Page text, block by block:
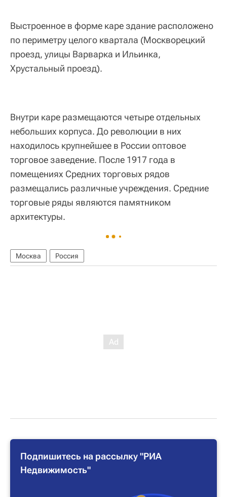
Выстроенное в форме каре здание расположено
по периметру целого квартала (Москворецкий
проезд, улицы Варварка и Ильинка,
Хрустальный проезд).
Внутри каре размещаются четыре отдельных
небольших корпуса. До революции в них
находилось крупнейшее в России оптовое
торговое заведение. После 1917 года в
помещениях Средних торговых рядов
размещались различные учреждения. Средние
торговые ряды являются памятником
архитектуры.
Москва Россия
Подпишитесь на рассылку "РИА
Недвижимость"